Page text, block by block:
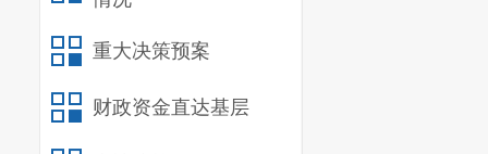
重大决策预案
财政资金直达基层